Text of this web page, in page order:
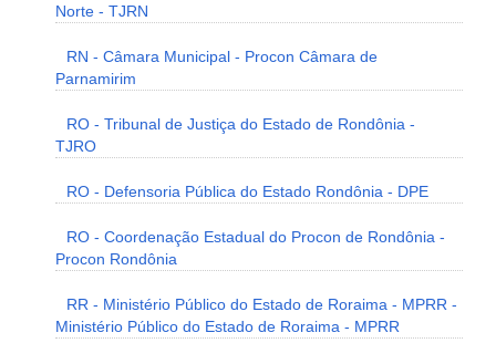
Norte - TJRN
RN - Câmara Municipal - Procon Câmara de
Parnamirim
RO - Tribunal de Justiça do Estado de Rondônia -
TJRO
RO - Defensoria Pública do Estado Rondônia - DPE
RO - Coordenação Estadual do Procon de Rondônia -
Procon Rondônia
RR - Ministério Público do Estado de Roraima - MPRR -
Ministério Público do Estado de Roraima - MPRR